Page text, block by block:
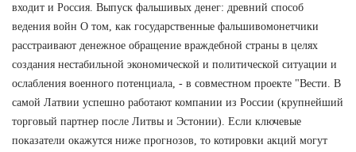
входит и Россия. Выпуск фальшивых денег: древний способ
ведения войн О том, как государственные фальшивомонетчики
расстраивают денежное обращение враждебной страны в целях
создания нестабильной экономической и политической ситуации и
ослабления военного потенциала, - в совместном проекте "Вести. В
самой Латвии успешно работают компании из России (крупнейший
торговый партнер после Литвы и Эстонии). Если ключевые
показатели окажутся ниже прогнозов, то котировки акций могут